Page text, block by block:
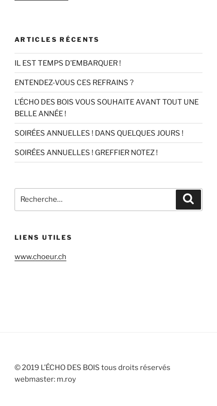
ARTICLES RÉCENTS
IL EST TEMPS D’EMBARQUER !
ENTENDEZ-VOUS CES REFRAINS ?
L’ÉCHO DES BOIS VOUS SOUHAITE AVANT TOUT UNE
BELLE ANNÉE !
SOIRÉES ANNUELLES ! DANS QUELQUES JOURS !
SOIRÉES ANNUELLES ! GREFFIER NOTEZ !
pour
LIENS UTILES
www.choeur.ch
© 2019 L’ÉCHO DES BOIS tous droits réservés
webmaster: m.roy